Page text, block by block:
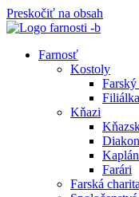
Preskočiť na obsah
Farnosť
Kostoly
Kňazi
Farári
Farská charita